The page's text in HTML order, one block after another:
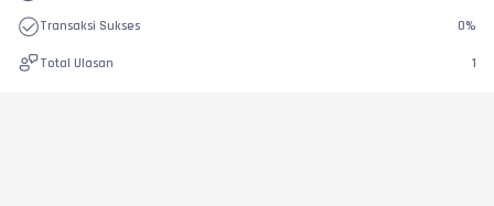
Transaksi Sukses 0%
Total Ulasan 1